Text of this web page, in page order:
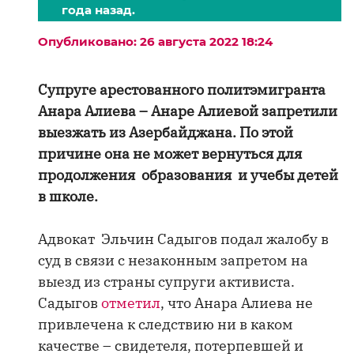
года назад.
Опубликовано: 26 августа 2022 18:24
Супруге арестованного политэмигранта
Анара Алиева – Анаре Алиевой запретили
выезжать из Азербайджана. По этой
причине она не может вернуться для
продолжения образования и учебы детей
в школе.
Адвокат Эльчин Садыгов подал жалобу в
суд в связи с незаконным запретом на
выезд из страны супруги активиста.
Садыгов отметил, что Анара Алиева не
привлечена к следствию ни в каком
качестве – свидетеля, потерпевшей и